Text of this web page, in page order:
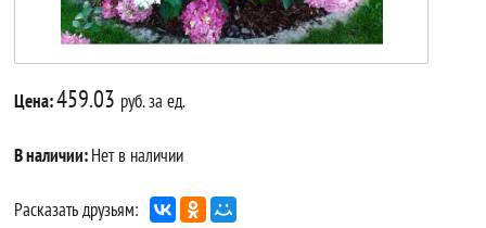
Цена:459.03 руб. за ед.
В наличии:Нет в наличии
Расказать друзьям: